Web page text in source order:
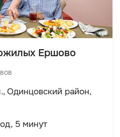
Ершово
Одинцовский район,
5 минут